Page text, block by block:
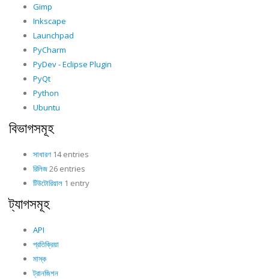
Gimp
Inkscape
Launchpad
PyCharm
PyDev - Eclipse Plugin
PyQt
Python
Ubuntu
বিভাগসমূহ
সাধারণ 14 entries
রিলিজ26 entries
টিউটোরিয়াল 1 entry
ট্যাগসমূহ
API
প্রতিক্রিয়া
মাস্ক
ট্রানজিশন